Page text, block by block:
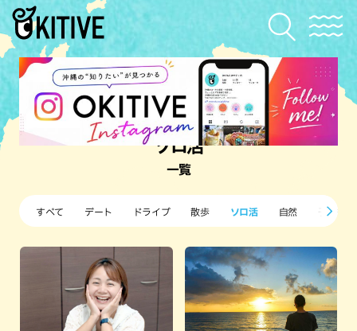
ソロ活
一覧
すべて デート ドライブ 散歩 ソロ活 自然 子ども